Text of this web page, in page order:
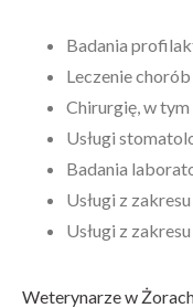
Badania
Leczenie
Chirurgię, w
Usługi
Badania
Usługi z
Usługi z
Weterynarze w